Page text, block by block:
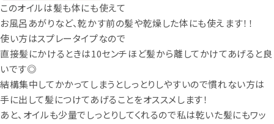
このオイルは髪も体にも使えて
お風呂あがりなど、乾かす前の髪や乾燥した体にも使えます！！
使い方はスプレータイプなので
直接髪にかけるときは10センチほど髪から離してかけてあげると良
いです◎
結構集中してかかってしまうとしっとりしやすいので慣れない方は
手に出して髪につけてあげることをオススメします！
あと、オイルも少量でしっとりしてくれるので私は乾いた髪にもワッ